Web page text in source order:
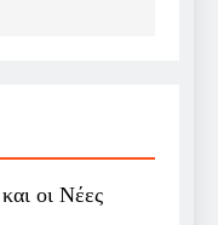
οι Νέες